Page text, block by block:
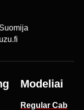
Modeliai
Regular Cab